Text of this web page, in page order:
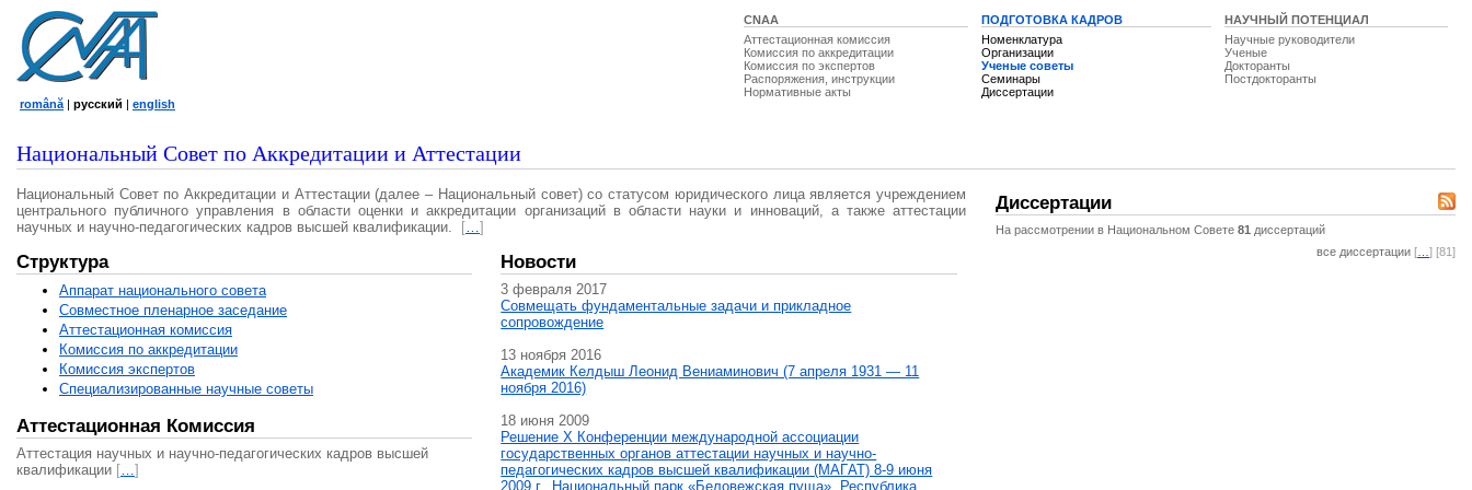
CNAA
Аттестационная комиссия
Комиссия по аккредитации
Комиссия по экспертов
Распоряжения, инструкции
Нормативные акты
ПОДГОТОВКА КАДРОВ
Номенклатура
Организации
Ученые советы
Семинары
Диссертации
НАУЧНЫЙ ПОТЕНЦИАЛ
Научные руководители
Ученые
Докторанты
Постдокторанты
română | русский | english
Национальный Совет по Аккредитации и Аттестации
Национальный Совет по Аккредитации и Аттестации (далее – Национальный совет) со статусом юридического лица является учреждением
центрального публичного управления в области оценки и аккредитации организаций в области науки и инноваций, а также аттестации
научных и научно-педагогических кадров высшей квалификации.
[…]
Структура
Аппарат национального совета
Совместное пленарное заседание
Аттестационная комисcия
Комиссия по аккредитации
Комиссия экспертов
Специализированные научные советы
Аттестационная Комиссия
Аттестация научных и научно-педагогических кадров высшей
квалификации […]
Новости
3 февраля 2017
Совмещать фундаментальные задачи и прикладное
сопровождение
13 ноября 2016
Академик Келдыш Леонид Вениаминович (7 апреля 1931 — 11
ноября 2016)
18 июня 2009
Решение X Конференции международной ассоциации
государственных органов аттестации научных и научно-
педагогических кадров высшей квалификации (МАГAT) 8-9 июня
2009 г., Национальный парк «Беловежская пуща», Республика
Диссертации
На рассмотрении в Национальном Совете 81 диссертаций
все диссертации [ ] [81]